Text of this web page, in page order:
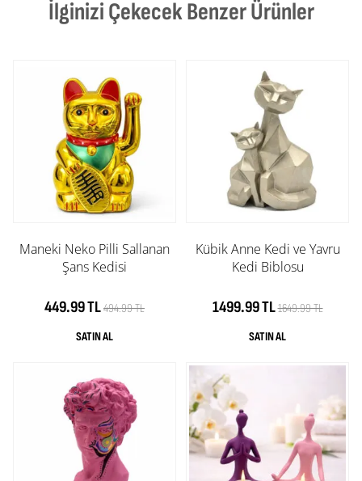
İlginizi Çekecek Benzer Ürünler
Maneki Neko Pilli Sallanan
Şans Kedisi
449.99 TL494.99 TL
Kübik Anne Kedi ve Yavru
Kedi Biblosu
1499.99 TL1649.99 TL